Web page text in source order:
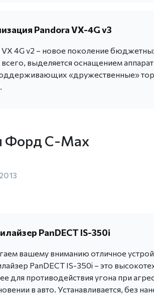
Pandora VX-4G v3
VX 4G v2 – новое поколение
выделяется оснащением
«дружественные»
Форд С-Max
PanDECT IS-350i
вашему вниманию отличное
PanDECT IS-350i – это
для противодействия угона при
в авто. Устанавливается, без